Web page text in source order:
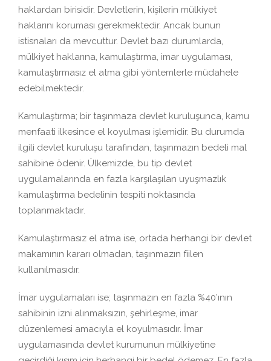
haklardan birisidir. Devletlerin, kişilerin mülkiyet
haklarını koruması gerekmektedir. Ancak bunun
istisnaları da mevcuttur. Devlet bazı durumlarda,
mülkiyet haklarına, kamulaştırma, imar uygulaması,
kamulaştırmasız el atma gibi yöntemlerle müdahele
edebilmektedir.
Kamulaştırma; bir taşınmaza devlet kuruluşunca, kamu
menfaati ilkesince el koyulması işlemidir. Bu durumda
ilgili devlet kuruluşu tarafından, taşınmazın bedeli mal
sahibine ödenir. Ülkemizde, bu tip devlet
uygulamalarında en fazla karşılaşılan uyuşmazlık
kamulaştırma bedelinin tespiti noktasında
toplanmaktadır.
Kamulaştırmasız el atma ise, ortada herhangi bir devlet
makamının kararı olmadan, taşınmazın fiilen
kullanılmasıdır.
İmar uygulamaları ise; taşınmazın en fazla %40’ının
sahibinin izni alınmaksızın, şehirleşme, imar
düzenlemesi amacıyla el koyulmasıdır. İmar
uygulamasında devlet kurumunun mülkiyetine